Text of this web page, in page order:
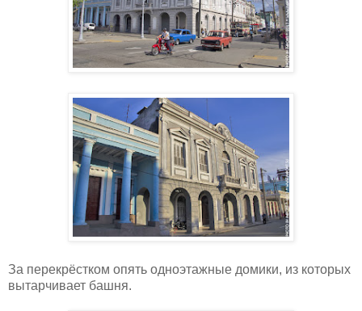
За перекрёстком опять одноэтажные домики, из которых
вытарчивает башня.